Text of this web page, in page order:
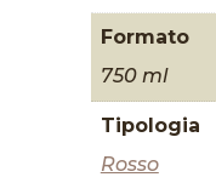
Formato
750 ml
Tipologia
Rosso